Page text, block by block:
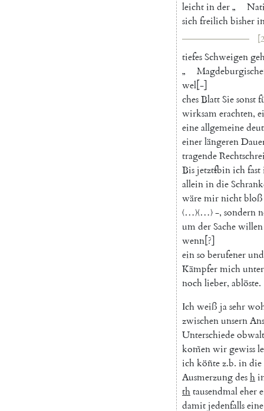
leichtinder„
sichfreilichbisher
tiefesSchweigen
„
wel -
chesBlattSiesonst
wirksamerachten,
eineallgemeine
einerlängeren
tragende
Bisjetztfbinichfast
alleinindie
wäremirnichtbloß
〈…〉〈…〉-, sondern
umderSachewillen
wenn [?]
einso berufenerund
Kämpfermich
nochlieber, ablöste.
Ichweiß jasehr
zwischenunsern
Unterschiede
kom̃enwirgewiss
ichköñtez.b. indie
Ausmerzungdesh
thtausendmaleher
damitjedenfallseine